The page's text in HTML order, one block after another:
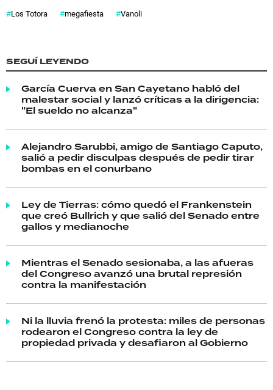
Los Totora megafiesta Vanoli
SEGUÍ LEYENDO
García Cuerva en San Cayetano habló del
malestar social y lanzó críticas a la dirigencia:
"El sueldo no alcanza"
Alejandro Sarubbi, amigo de Santiago Caputo,
salió a pedir disculpas después de pedir tirar
bombas en el conurbano
Ley de Tierras: cómo quedó el Frankenstein
que creó Bullrich y que salió del Senado entre
gallos y medianoche
Mientras el Senado sesionaba, a las afueras
del Congreso avanzó una brutal represión
contra la manifestación
Ni la lluvia frenó la protesta: miles de personas
rodearon el Congreso contra la ley de
propiedad privada y desafiaron al Gobierno